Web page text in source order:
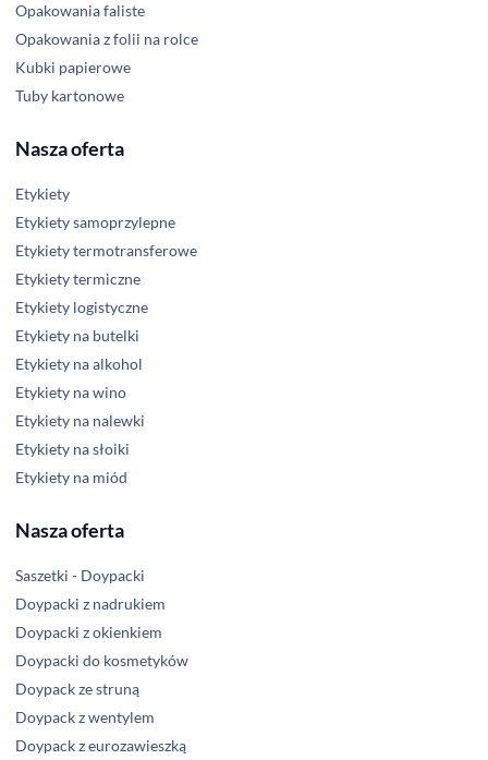
Opakowania faliste
Opakowania z folii na rolce
Kubki papierowe
Tuby kartonowe
Nasza oferta
Etykiety
Etykiety samoprzylepne
Etykiety termotransferowe
Etykiety termiczne
Etykiety logistyczne
Etykiety na butelki
Etykiety na alkohol
Etykiety na wino
Etykiety na nalewki
Etykiety na słoiki
Etykiety na miód
Nasza oferta
Saszetki - Doypacki
Doypacki z nadrukiem
Doypacki z okienkiem
Doypacki do kosmetyków
Doypack ze struną
Doypack z wentylem
Doypack z eurozawieszką